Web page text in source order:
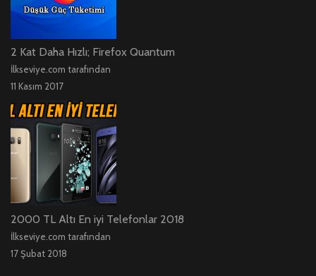
2 Kat Daha Hızlı; Firefox Quantum
İlkseviye.com tarafından
11 Kasım 2017
2000 TL Altı En iyi Telefonlar 2018
İlkseviye.com tarafından
17 Şubat 2018